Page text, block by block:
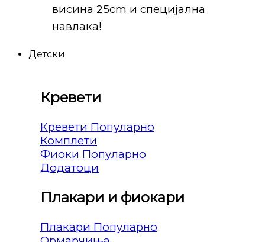
висина 25cm и специјална
навлака!
Детски
Кревети
Кревети
Комплети
Фиоки
Додатоци
Плакари и фиокари
Плакари